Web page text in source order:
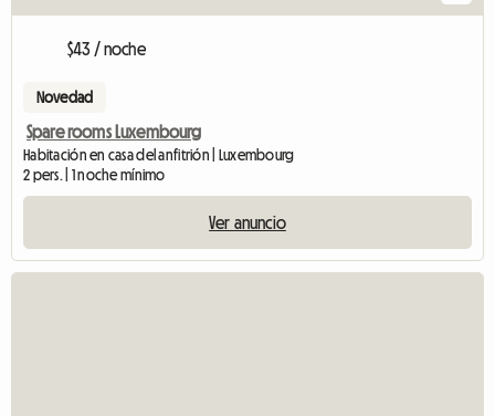
$43 / noche
Novedad
Spare rooms Luxembourg
Habitación en casa del anfitrión | Luxembourg
2 pers. | 1 noche mínimo
Ver anuncio